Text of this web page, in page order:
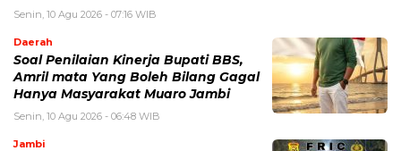
Senin, 10 Agu 2026 - 07:16 WIB
Daerah
Soal Penilaian Kinerja Bupati BBS,
Amril mata Yang Boleh Bilang Gagal
Hanya Masyarakat Muaro Jambi
Senin, 10 Agu 2026 - 06:48 WIB
Jambi